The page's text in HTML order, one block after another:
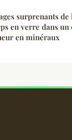
surprenants
en verre dans
en minéraux